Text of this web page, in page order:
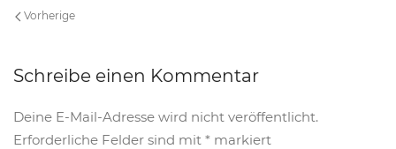
Vorherige
Schreibe einen Kommentar
Deine E-Mail-Adresse wird nicht veröffentlicht.
Erforderliche Felder sind mit * markiert